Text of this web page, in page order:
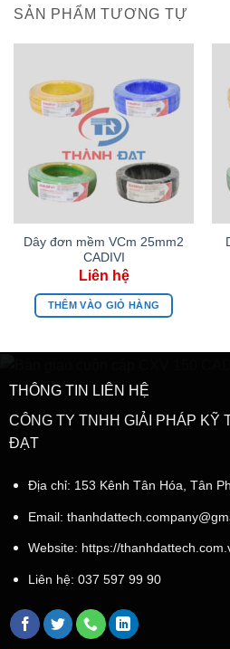
SẢN PHẨM TƯƠNG TỰ
Dây đơn mềm VCm 25mm2
CADIVI
THÊM VÀO GIỎ HÀNG
THÔNG TIN LIÊN HỆ
CÔNG TY TNHH GIẢI PHÁP KỸ
ĐẠT
Địa chỉ: 153 Kênh Tân Hóa, Tân
Email:
Website: https://
Liên hệ: 037 597 99 90